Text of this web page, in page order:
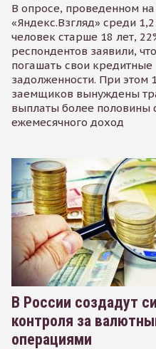
В опросе, проведенном
«Яндекс.Взгляд» среди 1,2
человек старше 18 лет,
респондентов заявили,
погашать свои кредитные
задолженности. При этом
заемщиков вынуждены
выплаты более половины
ежемесячного доход
В России создадут
контроля за
операциями